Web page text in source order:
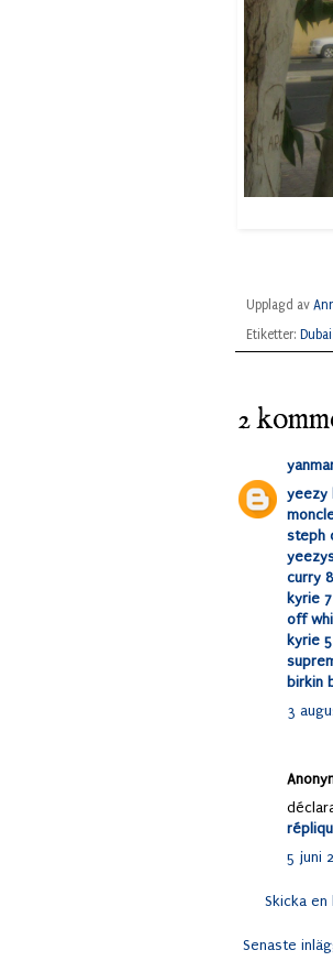
Upplagd av
Etiketter: Dubai
2
yeezy
steph
curry
kyrie 7
off
kyrie
birkin
3
5 juni
Skicka
Senaste